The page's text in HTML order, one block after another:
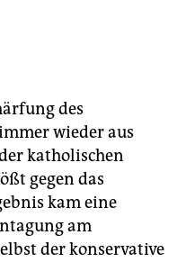
des
wieder aus
katholischen
gegen das
kam eine
am
der konservative